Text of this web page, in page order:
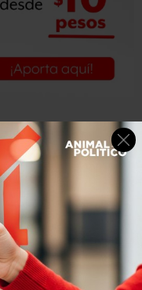
de acuerdo con
variaciones, así
esposa e hijos,
en sus
es servidor